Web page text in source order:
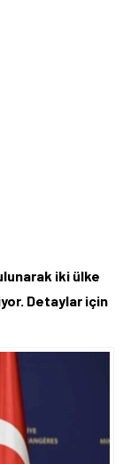
iki ülke
Detaylar için